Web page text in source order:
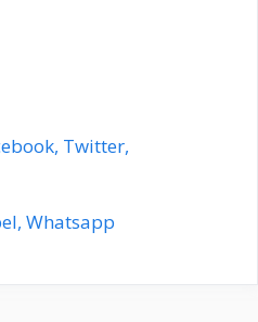
Twitter,
Whatsapp